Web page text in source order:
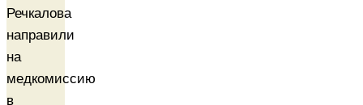
Речкалова
направили
на
медкомиссию
в